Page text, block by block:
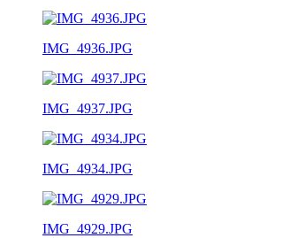
IMG_4936.JPG
IMG_4937.JPG
IMG_4934.JPG
IMG_4929.JPG